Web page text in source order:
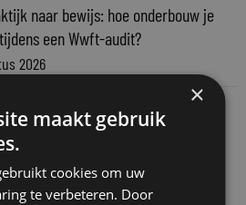
naar bewijs: hoe onderbouw je
een Wwft-audit?
2026
KENNISPARTNERS
zegt meer dan urennormen
×
maakt gebruik
cookies om uw
te verbeteren. Door